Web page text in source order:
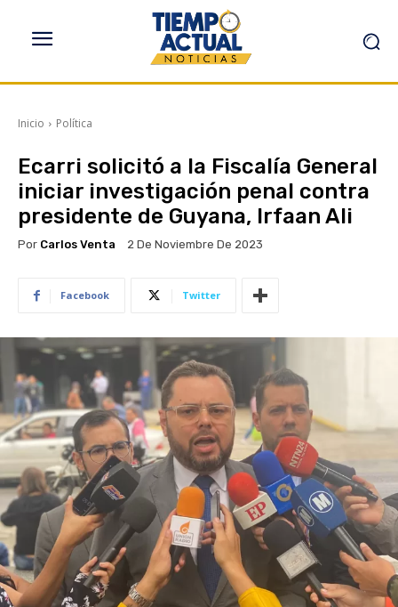
Inicio Política
Ecarri solicitó a la Fiscalía General
iniciar investigación penal contra
presidente de Guyana, Irfaan Ali
Por Carlos Venta 2 De Noviembre De 2023
Facebook Twitter